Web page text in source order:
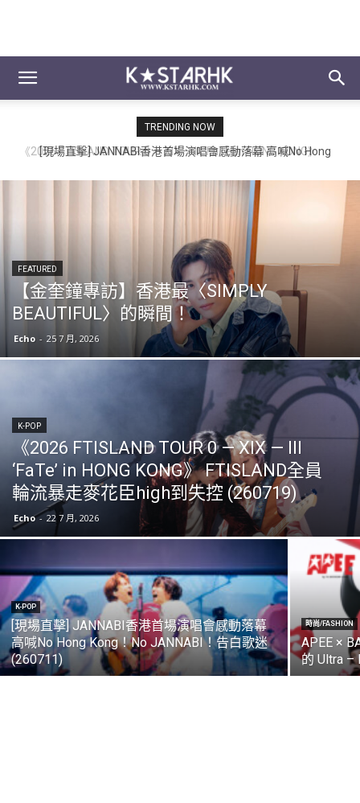
TRENDING NOW
[現場直擊] JANNABI香港首場演唱會感動落幕 高喊No Hong
FEATURED
【金奎鐘專訪】香港最〈SIMPLY
BEAUTIFUL〉的瞬間！
Echo - 25 7 月, 2026
K-POP
《2026 FTISLAND TOUR 0 — XIX — III
‘FaTe’ in HONG KONG》 FTISLAND全員
輪流暴走麥花臣high到失控 (260719)
Echo - 22 7 月, 2026
K-POP
[現場直擊] JANNABI香港首場演唱會感動落幕
高喊No Hong Kong！No JANNABI！告白歌迷
(260711)
時尚/FASHION
APEE ×
的 Ultra –